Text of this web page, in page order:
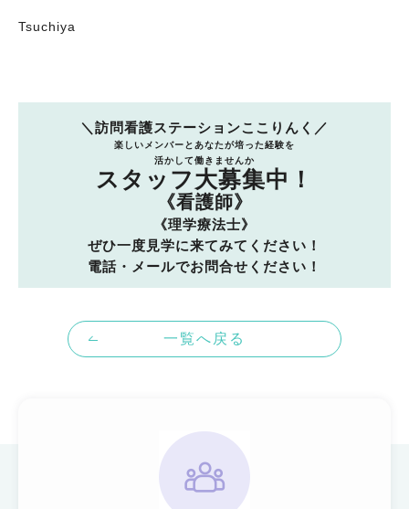
Tsuchiya
＼訪問看護ステーションここりんく／
楽しいメンバーとあなたが培った経験を
活かして働きませんか
スタッフ大募集中！
《看護師》
《理学療法士》
ぜひ一度見学に来てみてください！
電話・メールでお問合せください！
一覧へ戻る